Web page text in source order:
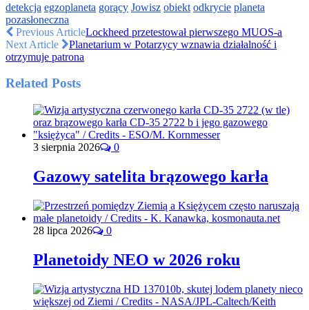
detekcja egzoplaneta gorący Jowisz obiekt odkrycie planeta
pozasłoneczna
Previous ArticleLockheed przetestował pierwszego MUOS-a
Next Article
Planetarium w Potarzycy wznawia działalność i
otrzymuje patrona
Related Posts
3 sierpnia 2026 0
Gazowy satelita brązowego karła
28 lipca 2026 0
Planetoidy NEO w 2026 roku